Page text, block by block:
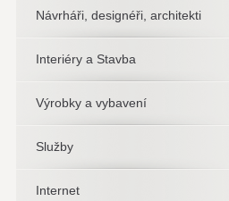
Návrháři, designéři, architekti
Interiéry a Stavba
Výrobky a vybavení
Služby
Internet